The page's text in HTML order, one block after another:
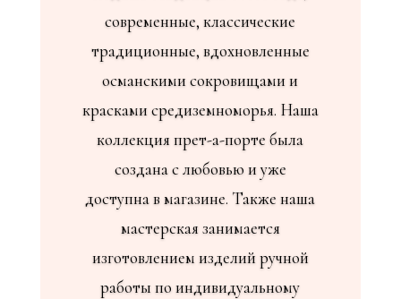
современные, классические
традиционные, вдохновленные
османскими сокровищами и
красками средиземноморья. Наша
коллекция прет-а-порте была
создана с любовью и уже
доступна в магазине. Также наша
мастерская занимается
изготовлением изделий ручной
работы по индивидуальному